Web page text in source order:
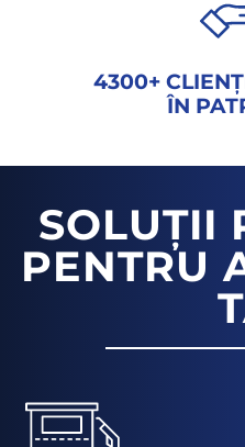
4300+
ÎN
SOLUȚII
PENTRU